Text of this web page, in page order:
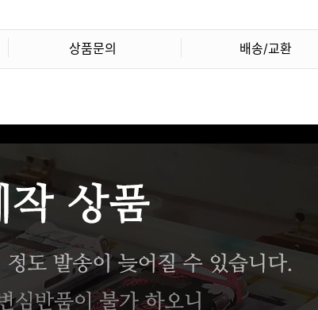
상품문의 배송/교환